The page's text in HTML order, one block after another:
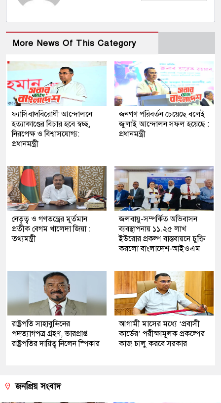
More News Of This Category
ফ্যাসিবাদবিরোধী আন্দোলনে
হত্যাকাণ্ডের বিচার হবে স্বচ্ছ,
নিরপেক্ষ ও বিশ্বাসযোগ্য:
প্রধানমন্ত্রী
জনগণ পরিবর্তন চেয়েছে বলেই
জুলাই আন্দোলন সফল হয়েছে :
প্রধানমন্ত্রী
নেতৃত্ব ও গণতন্ত্রের মূর্তমান
প্রতীক বেগম খালেদা জিয়া :
তথ্যমন্ত্রী
জলবায়ু-সম্পর্কিত অভিবাসন
ব্যবস্থাপনায় ১১.২৫ লাখ
ইউরোর প্রকল্প বাস্তবায়নে চুক্তি
করলো বাংলাদেশ-আইওএম
রাষ্ট্রপতি সাহাবুদ্দিনের
পদত্যাগপত্র গ্রহণ, ভারপ্রাপ্ত
রাষ্ট্রপতির দায়িত্ব নিলেন স্পিকার
আগামী মাসের মধ্যে ‘প্রবাসী
কার্ডের’ পরীক্ষামূলক প্রকল্পের
কাজ চালু করবে সরকার
জনপ্রিয় সংবাদ